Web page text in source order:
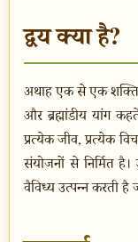
द्वय क्या है?
अथाह एक से एक शक्ति
और ब्रह्मांडीय यांग
प्रत्येक जीव, प्रत्येक
संयोजनों से निर्मित
वैविध्य उत्पन्न करती है